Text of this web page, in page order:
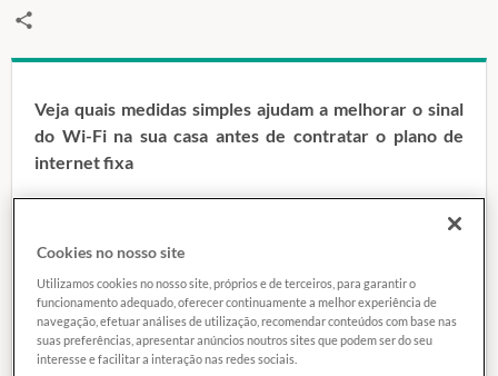
Veja quais medidas simples ajudam a melhorar o sinal
do Wi-Fi na sua casa antes de contratar o plano de
internet fixa
25 maio 2020
Cookies no nosso site
Utilizamos cookies no nosso site, próprios e de terceiros, para garantir o
funcionamento adequado, oferecer continuamente a melhor experiência de
navegação, efetuar análises de utilização, recomendar conteúdos com base nas
suas preferências, apresentar anúncios noutros sites que podem ser do seu
interesse e facilitar a interação nas redes sociais.